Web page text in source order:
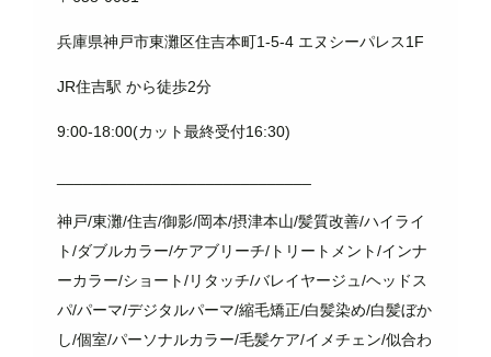
兵庫県神戸市東灘区住吉本町1-5-4 エヌシーパレス1F
JR住吉駅 から徒歩2分
9:00-18:00(カット最終受付16:30)
神戸/東灘/住吉/御影/岡本/摂津本山/髪質改善/ハイライ
ト/ダブルカラー/ケアブリーチ/ トリートメント/インナ
ーカラー/ショート/リタッチ/バレイヤージュ/ヘッドス
パ/パーマ/デジタルパーマ/縮毛矯正/白髪染め/白髪ぼか
し/個室/パーソナルカラー/毛髪ケア/イメチェン/似合わ